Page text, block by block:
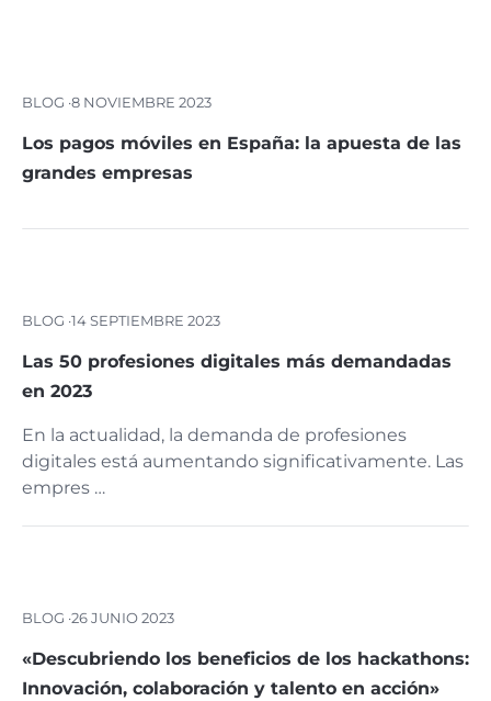
BLOG ·8 NOVIEMBRE 2023
Los pagos móviles en España: la apuesta de las
grandes empresas
BLOG ·14 SEPTIEMBRE 2023
Las 50 profesiones digitales más demandadas
en 2023
En la actualidad, la demanda de profesiones
digitales está aumentando significativamente. Las
empres …
BLOG ·26 JUNIO 2023
«Descubriendo los beneficios de los hackathons:
Innovación, colaboración y talento en acción»